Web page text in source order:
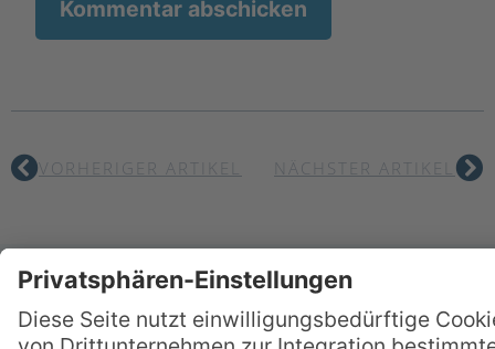
VORHERIGER ARTIKEL NÄCHSTER ARTIKEL
Lust auf mehr?